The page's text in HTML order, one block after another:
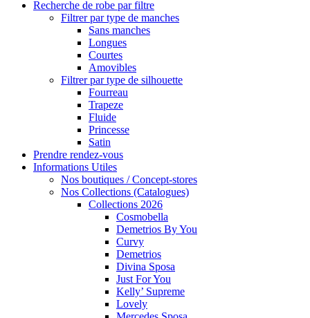
Recherche de robe par filtre
Filtrer par type de manches
Sans manches
Longues
Courtes
Amovibles
Filtrer par type de silhouette
Fourreau
Trapeze
Fluide
Princesse
Satin
Prendre rendez-vous
Informations Utiles
Nos boutiques / Concept-stores
Nos Collections (Catalogues)
Collections 2026
Cosmobella
Demetrios By You
Curvy
Demetrios
Divina Sposa
Just For You
Kelly’ Supreme
Lovely